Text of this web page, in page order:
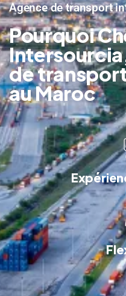
Agence de transport
Pourquoi
de
au Maroc